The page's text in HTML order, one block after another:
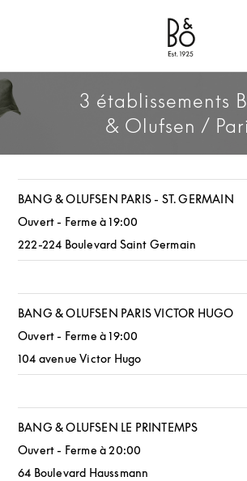
Bang & Olufsen -
Link Opens in New Tab
3 établissements
& Olufsen /
BANG & OLUFSEN PARIS - ST. GERMAIN
Ouvert - Ferme à19:00
222-224 Boulevard Saint Germain
BANG & OLUFSEN PARIS VICTOR HUGO
Ouvert - Ferme à19:00
104 avenue Victor Hugo
BANG & OLUFSEN LE PRINTEMPS
Ouvert - Ferme à20:00
64 Boulevard Haussmann